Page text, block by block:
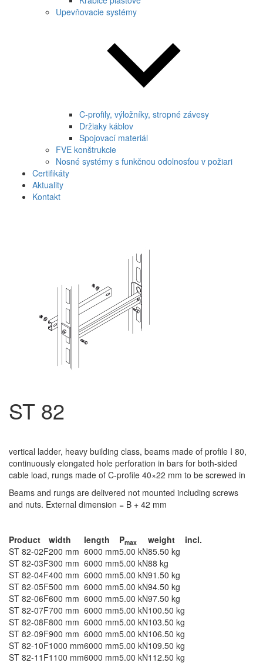
Upevňovacie systémy
C-profily, výložníky, stropné závesy
Držiaky káblov
Spojovací materiál
FVE konštrukcie
Nosné systémy s funkčnou odolnosťou v požiari
Certifikáty
Aktuality
Kontakt
ST 82
vertical ladder, heavy building class, beams made of profile I 80,
continuously elongated hole perforation in bars for both-sided
cable load, rungs made of C-profile 40×22 mm to be screwed in
Beams and rungs are delivered not mounted including screws
and nuts. External dimension = B + 42 mm
Product width length Pmax weight
incl.
ST 82-02F200 mm 6000 mm5.00 kN85.50 kg
ST 82-03F300 mm 6000 mm5.00 kN88 kg
ST 82-04F400 mm 6000 mm5.00 kN91.50 kg
ST 82-05F500 mm 6000 mm5.00 kN94.50 kg
ST 82-06F600 mm 6000 mm5.00 kN97.50 kg
ST 82-07F700 mm 6000 mm5.00 kN100.50 kg
ST 82-08F800 mm 6000 mm5.00 kN103.50 kg
ST 82-09F900 mm 6000 mm5.00 kN106.50 kg
ST 82-10F1000 mm6000 mm5.00 kN109.50 kg
ST 82-11F1100 mm6000 mm5.00 kN112.50 kg